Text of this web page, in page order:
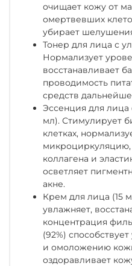
очищает кожу от
омертвевших
убирает
Тонер для лица с
Нормализует
восстанавливает
проводимость
средств
Эссенция для
мл). Стимулирует
клетках,
микроциркуляцию,
коллагена и
осветляет
акне.
Крем для лица (15
увлажняет,
концентрация
(92%)
и омоложению
оздоравливает